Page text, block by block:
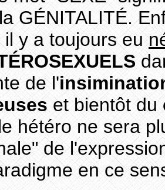
GÉNITALITÉ.
il y a toujours eu
de l'
et bientôt du
hétéro ne sera
de
en ce